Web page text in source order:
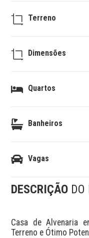
Terreno
Dimensões
Quartos
Banheiros
Vagas
DESCRIÇÃO DO
Casa de Alvenaria
Terreno e Ótimo